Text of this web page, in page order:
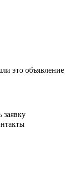
это объявление
заявку